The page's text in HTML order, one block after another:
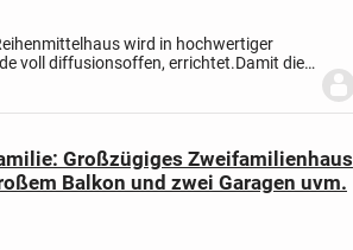
wird in hochwertiger
voll diffusionsoffen, errichtet.Damit die
bleibt, verwenden...
Großzügiges Zweifamilienhaus
Balkon und zwei Garagen uvm.